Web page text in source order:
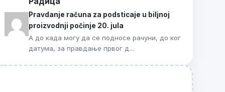
Pravdanje računa za podsticaje u biljnoj
proizvodnji počinje 20. jula
А до када могу да се подносе рачуни, до ког
датума, за правдање првог д…